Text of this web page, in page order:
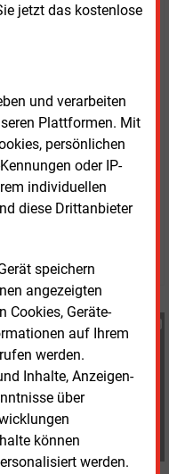
jetzt das kostenlose
und verarbeiten
Plattformen. Mit
persönlichen
oder IP-
individuellen
diese Drittanbieter
speichern
angezeigten
Cookies, Geräte-
auf Ihrem
werden.
Inhalte, Anzeigen-
über
können
werden.
die
sollen bis
stehen im Internet
Susanne Harmsen
+49 (0) 151 28207503
s.harmsen@energie-
und-management.de